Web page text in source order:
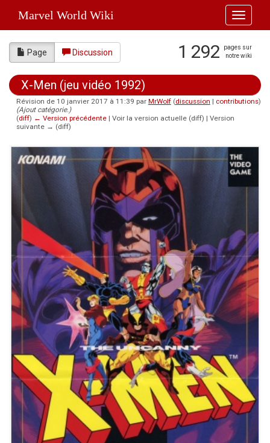
Toggle
Marvel World Wiki
Page Discussion 1 292
pages sur
notre wiki
X-Men (jeu vidéo 1992)
Révision de 10 janvier 2017 à 11:39 par MrWolf (discussion | contributions)
(Ajout catégorie.)
(diff) ← Version précédente| Voir la version actuelle (diff) | Version
suivante → (diff)